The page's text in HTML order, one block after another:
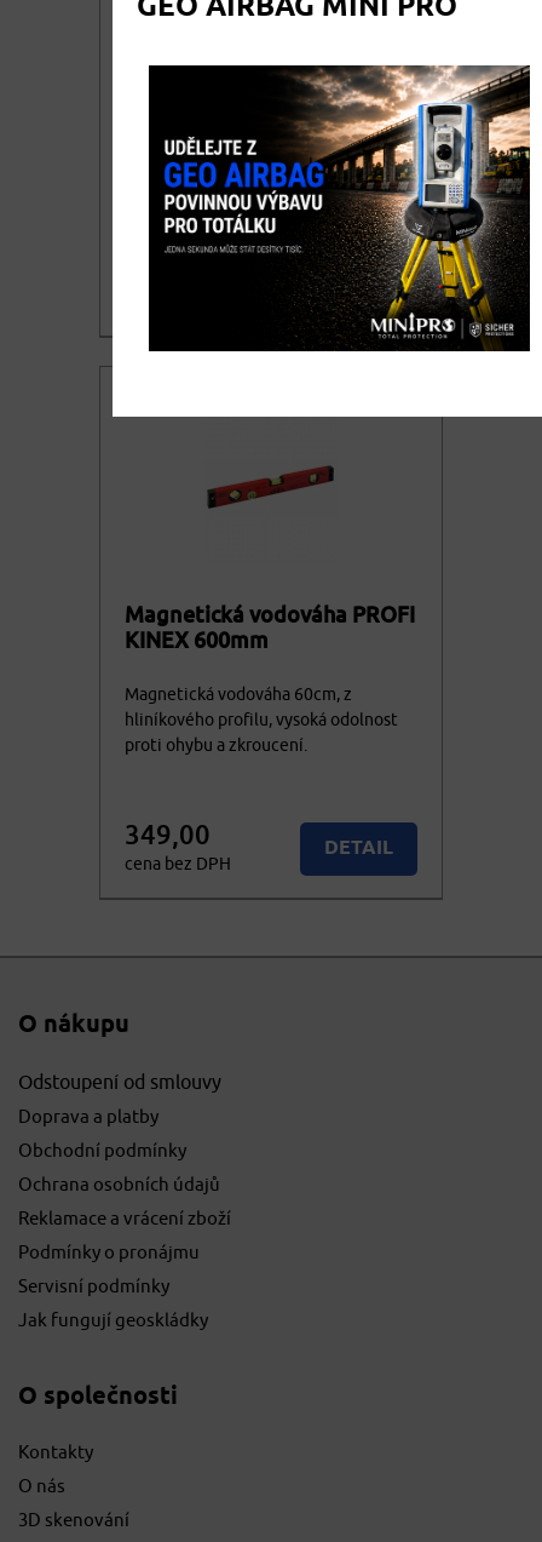
Vodováha 60cm dlouhá z hliníkového
profilu s vysokou odolností proti
ohybu a zkroucení.
DETAIL
cena vč. DPH
KOUPIT
Magnetická vodováha PROFI
KINEX 600mm
Magnetická vodováha 60cm, z
hliníkového profilu, vysoká odolnost
proti ohybu a zkroucení.
349,00
cena bez DPH
DETAIL
KOUPIT
O nákupu
Odstoupení od smlouvy
Doprava a platby
Obchodní podmínky
Ochrana osobních údajů
Reklamace a vrácení zboží
Podmínky o pronájmu
Servisní podmínky
Jak fungují geoskládky
O společnosti
Kontakty
O nás
3D skenování